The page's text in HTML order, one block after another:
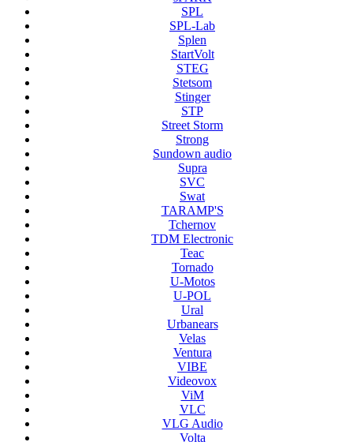
SPL
SPL-Lab
Splen
StartVolt
STEG
Stetsom
Stinger
STP
Street Storm
Strong
Sundown audio
Supra
SVC
Swat
TARAMP'S
Tchernov
TDM Electronic
Teac
Tornado
U-Motos
U-POL
Ural
Urbanears
Velas
Ventura
VIBE
Videovox
ViM
VLC
VLG Audio
Volta